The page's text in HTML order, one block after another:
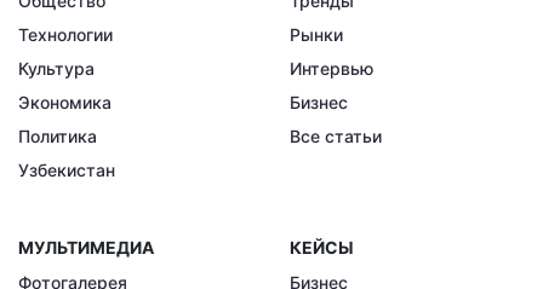
Технологии
Культура
Экономика
Политика
Узбекистан
Рынки
Интервью
Бизнес
Все статьи
МУЛЬТИМЕДИА
Фотогалерея
КЕЙСЫ
Бизнес